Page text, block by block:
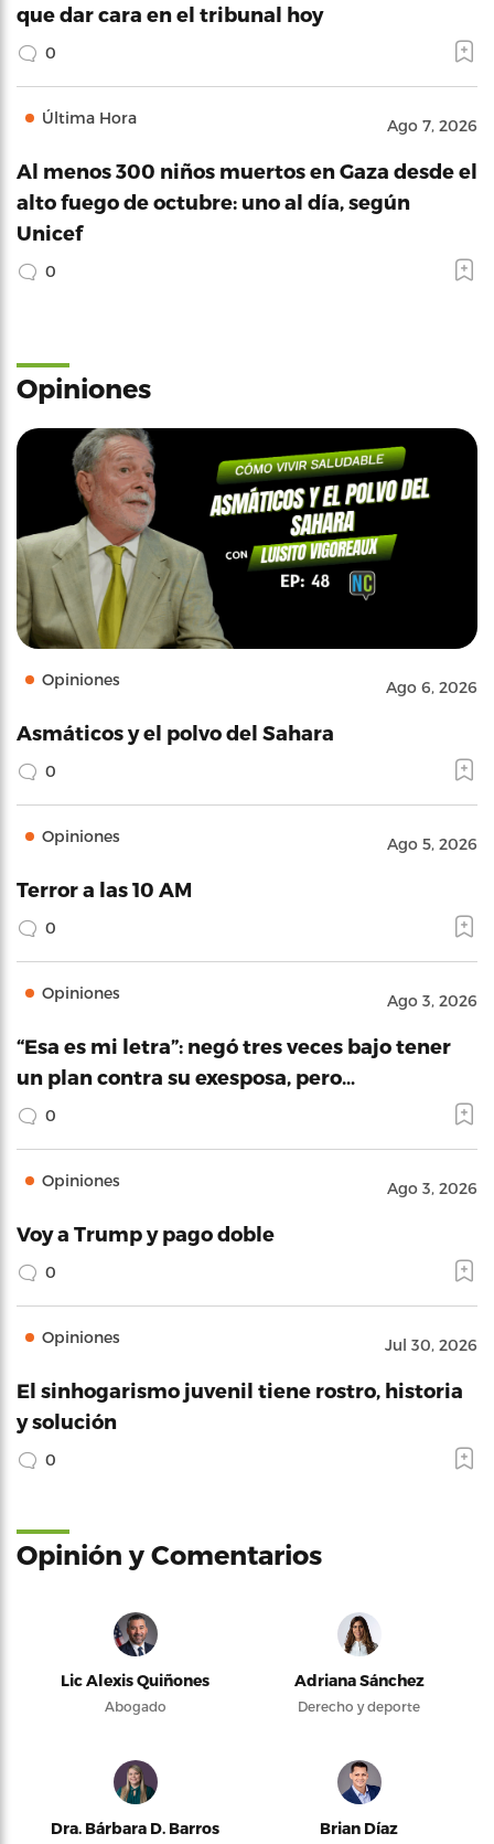
que dar cara en el tribunal hoy
0
Última Hora Ago 7, 2026
Al menos 300 niños muertos en Gaza desde el
alto fuego de octubre: uno al día, según
Unicef
0
Opiniones
Opiniones Ago 6, 2026
Asmáticos y el polvo del Sahara
0
Opiniones Ago 5, 2026
Terror a las 10 AM
0
Opiniones Ago 3, 2026
“Esa es mi letra”: negó tres veces bajo tener
un plan contra su exesposa, pero…
0
Opiniones Ago 3, 2026
Voy a Trump y pago doble
0
Opiniones Jul 30, 2026
El sinhogarismo juvenil tiene rostro, historia
y solución
0
Opinión y Comentarios
Lic Alexis Quiñones
Abogado
Adriana Sánchez
Derecho y deporte
Dra. Bárbara D. Barros Brian Díaz